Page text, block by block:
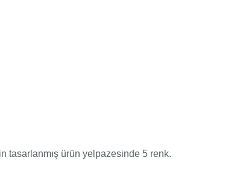
tasarlanmış ürün yelpazesinde 5 renk.